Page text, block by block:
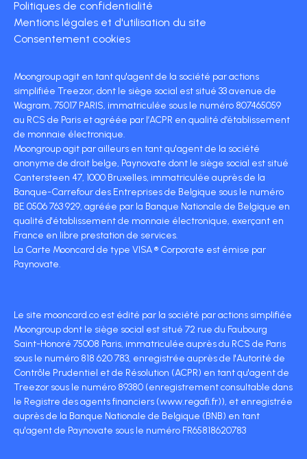
Politiques de confidentialité
Mentions légales et d'utilisation du site
Consentement cookies
Moongroup agit en tant qu'agent de la société par actions
simplifiée Treezor, dont le siège social est situé 33 avenue de
Wagram, 75017 PARIS, immatriculée sous le numéro 807465059
au RCS de Paris et agréée par l’ACPR en qualité d’établissement
de monnaie électronique.
Moongroup agit par ailleurs en tant qu'agent de la société
anonyme de droit belge, Paynovate dont le siège social est situé
Cantersteen 47, 1000 Bruxelles, immatriculée auprès de la
Banque-Carrefour des Entreprises de Belgique sous le numéro
BE 0506 763 929, agréée par la Banque Nationale de Belgique en
qualité d'établissement de monnaie électronique, exerçant en
France en libre prestation de services.
La Carte Mooncard de type VISA ® Corporate est émise par
Paynovate.
Le site mooncard.co est édité par la société par actions simplifiée
Moongroup dont le siège social est situé 72 rue du Faubourg
Saint-Honoré 75008 Paris, immatriculée auprès du RCS de Paris
sous le numéro 818 620 783, enregistrée auprès de l'Autorité de
Contrôle Prudentiel et de Résolution (ACPR) en tant qu'agent de
Treezor sous le numéro 89380 (enregistrement consultable dans
le Registre des agents financiers (www.regafi.fr)), et enregistrée
auprès de la Banque Nationale de Belgique (BNB) en tant
qu'agent de Paynovate sous le numéro FR65818620783